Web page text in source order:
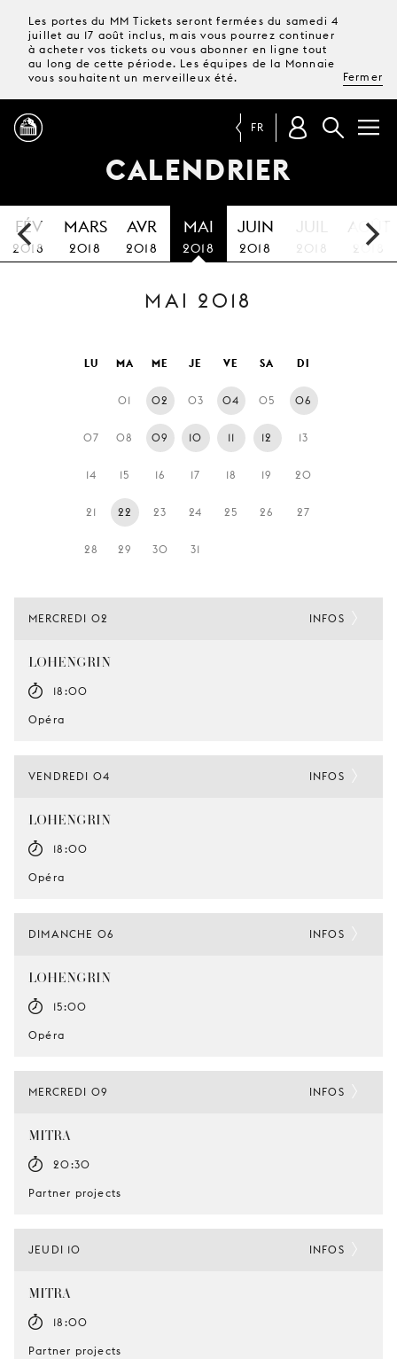
Les portes du MM Tickets seront fermées du samedi 4
juillet au 17 août inclus, mais vous pourrez continuer
à acheter vos tickets ou vous abonner en ligne tout
au long de cette période. Les équipes de la Monnaie
vous souhaitent un merveilleux été.
Fermer
PROGRAMME
MAGAZINE
TICKETS &
ABONNEMENTS
VISITE
JEUNE
PUBLIC
LA
MONNAIE
FR
CALENDRIER
FÉV
2018
MARS
2018
AVR
2018
MAI
2018
JUIN
2018
JUIL
2018
AOÛT
2018
MAI 2018
LU MA ME JE VE SA DI
01 02 03 04 05 06
07 08 09 10 11 12 13
14 15 16 17 18 19 20
21 22 23 24 25 26 27
28 29 30 31
MERCREDI 02
LOHENGRIN
18:00
Opéra
INFOS
VENDREDI 04
LOHENGRIN
18:00
Opéra
INFOS
DIMANCHE 06
LOHENGRIN
15:00
Opéra
INFOS
MERCREDI 09
MITRA
20:30
Partner projects
INFOS
JEUDI 10
MITRA
18:00
Partner projects
INFOS